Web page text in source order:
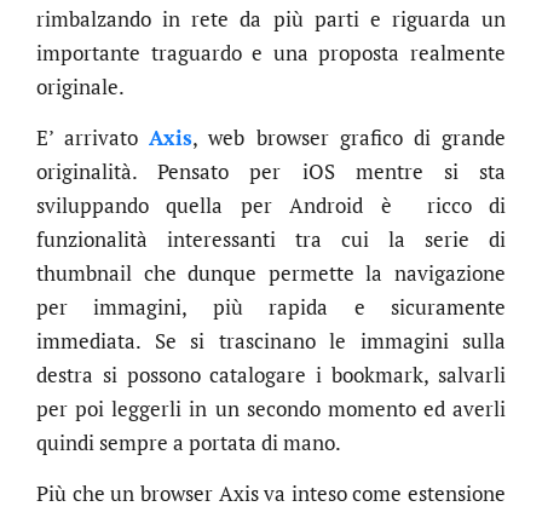
rimbalzando in rete da più parti e riguarda un
importante traguardo e una proposta realmente
originale.
E’ arrivatoAxis, web browser grafico di grande
originalità. Pensato per iOS mentre si sta
sviluppando quella per Android è ricco di
funzionalità interessanti tra cui la serie di
thumbnail che dunque permette la navigazione
per immagini, più rapida e sicuramente
immediata. Se si trascinano le immagini sulla
destra si possono catalogare i bookmark, salvarli
per poi leggerli in un secondo momento ed averli
quindi sempre a portata di mano.
Più che un browser Axis va inteso come estensione